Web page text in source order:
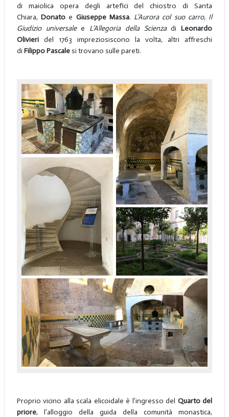
di maiolica opera degli artefici del chiostro di Santa
Chiara,Donato e Giuseppe Massa. L’Aurora col suo carro, Il
Giudizio universale e L’Allegoria della ScienzadiLeonardo
Olivieridel 1763 impreziosiscono la volta, altri affreschi
di Filippo Pascalesi trovano sulle pareti.
Proprio vicino alla scala elicoidale è l’ingresso del Quarto del
priore, l’alloggio della guida della comunità monastica,